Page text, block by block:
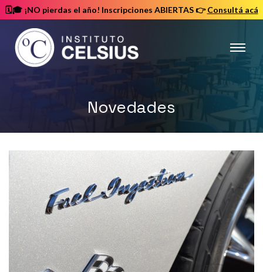
🗓️🎓 ¡NO pierdas el año! Inscripciones ABIERTAS👉 Consultá acá
Instituto
Celsius
Novedades